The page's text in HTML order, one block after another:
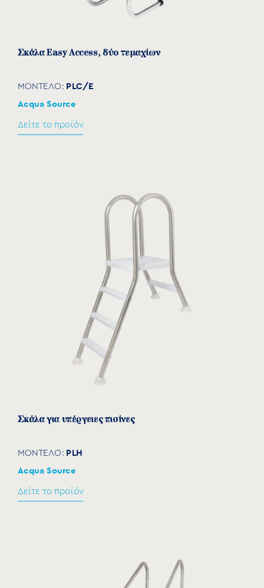
Σκάλα Easy Access, δύο τεμαχίων
ΜΟΝΤΕΛΟ: PLC/E
Acqua Source
Δείτε το προϊόν
Σκάλα για υπέργειες πισίνες
ΜΟΝΤΕΛΟ: PLΗ
Acqua Source
Δείτε το προϊόν